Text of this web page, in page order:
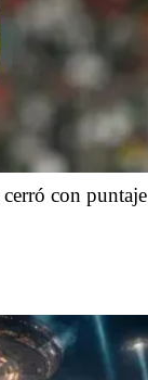
con puntaje